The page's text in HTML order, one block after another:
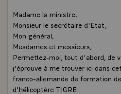
Madame la ministre,
Monsieur le secrétaire d'Etat,
Mon général,
Mesdames et messieurs,
Permettez-moi, tout d'abord, de
j'éprouve à me trouver ici dans
franco-allemande de formation
d'hélicoptère TIGRE.